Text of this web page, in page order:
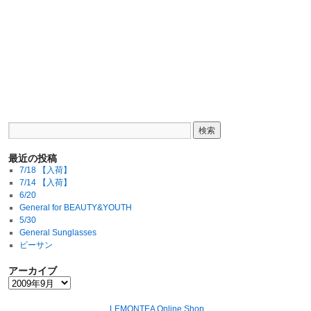
最近の投稿
7/18 【入荷】
7/14 【入荷】
6/20
General for BEAUTY&YOUTH
5/30
General Sunglasses
ビーサン
アーカイブ
LEMONTEA Online Shop